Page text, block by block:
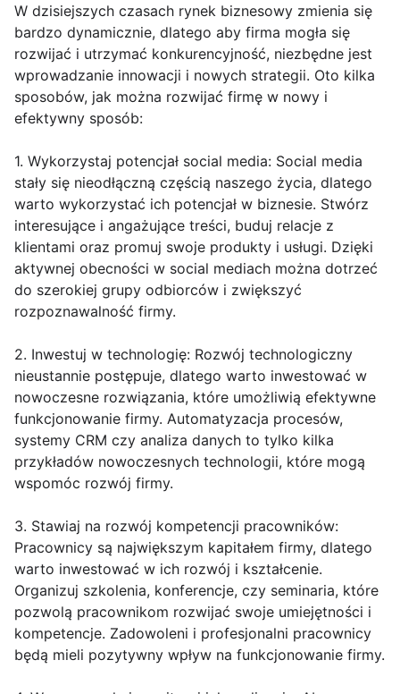
W dzisiejszych czasach rynek biznesowy zmienia się
bardzo dynamicznie, dlatego aby firma mogła się
rozwijać i utrzymać konkurencyjność, niezbędne jest
wprowadzanie innowacji i nowych strategii. Oto kilka
sposobów, jak można rozwijać firmę w nowy i
efektywny sposób:
1. Wykorzystaj potencjał social media: Social media
stały się nieodłączną częścią naszego życia, dlatego
warto wykorzystać ich potencjał w biznesie. Stwórz
interesujące i angażujące treści, buduj relacje z
klientami oraz promuj swoje produkty i usługi. Dzięki
aktywnej obecności w social mediach można dotrzeć
do szerokiej grupy odbiorców i zwiększyć
rozpoznawalność firmy.
2. Inwestuj w technologię: Rozwój technologiczny
nieustannie postępuje, dlatego warto inwestować w
nowoczesne rozwiązania, które umożliwią efektywne
funkcjonowanie firmy. Automatyzacja procesów,
systemy CRM czy analiza danych to tylko kilka
przykładów nowoczesnych technologii, które mogą
wspomóc rozwój firmy.
3. Stawiaj na rozwój kompetencji pracowników:
Pracownicy są największym kapitałem firmy, dlatego
warto inwestować w ich rozwój i kształcenie.
Organizuj szkolenia, konferencje, czy seminaria, które
pozwolą pracownikom rozwijać swoje umiejętności i
kompetencje. Zadowoleni i profesjonalni pracownicy
będą mieli pozytywny wpływ na funkcjonowanie firmy.